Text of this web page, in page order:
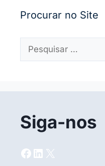
Procurar no Site
Pesquisar
Siga-nos
Facebook
LinkedIn
X